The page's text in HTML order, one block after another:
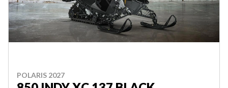
POLARIS 2027